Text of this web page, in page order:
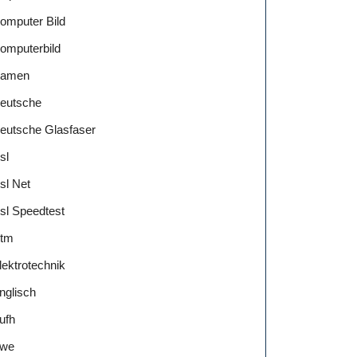
Bild
Glasfaser
Net
Speedtest